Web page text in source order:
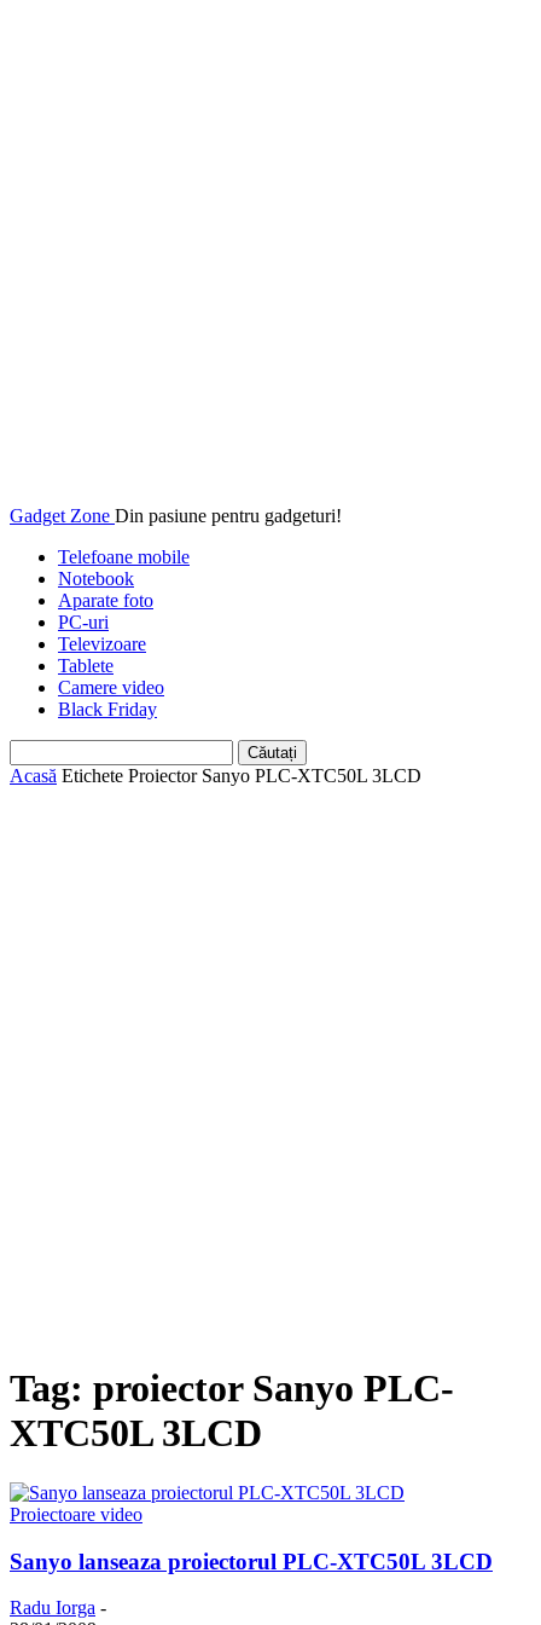
Gadget Zone Din pasiune pentru gadgeturi!
Telefoane mobile
Notebook
Aparate foto
PC-uri
Televizoare
Tablete
Camere video
Black Friday
Acasă Etichete Proiector Sanyo PLC-XTC50L 3LCD
Tag: proiector Sanyo PLC-
XTC50L 3LCD
Proiectoare video
Sanyo lanseaza proiectorul PLC-XTC50L 3LCD
Radu Iorga -